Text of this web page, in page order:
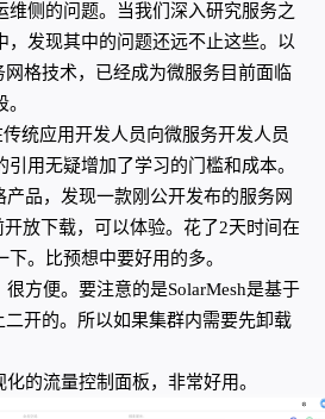
维侧的问题。当我们深入研究服务之
，发现其中的问题还远不止这些。以
格技术，已经成为微服务目前面临
统应用开发人员向微服务开发人员
用无疑增加了学习的门槛和成本。
品，发现一款刚公开发布的服务网
开放下载，可以体验。花了2天时间在
。比预想中要好用的多。
很方便。要注意的是SolarMesh是基于
二开的。所以如果集群内需要先卸载
的流量控制面板，非常好用。